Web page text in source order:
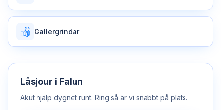
Gallergrindar
Låsjour i Falun
Akut hjälp dygnet runt. Ring så är vi snabbt på plats.